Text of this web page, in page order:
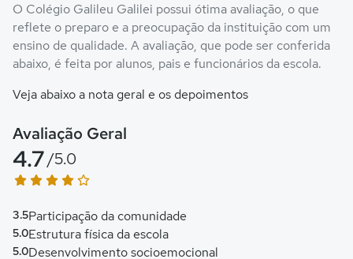
O Colégio Galileu Galilei possui ótima avaliação, o que
reflete o preparo e a preocupação da instituição com um
ensino de qualidade. A avaliação, que pode ser conferida
abaixo, é feita por alunos, pais e funcionários da escola.
Veja abaixo a nota geral e os depoimentos
Avaliação Geral
4.7/5.0
3.5Participação da comunidade
5.0Estrutura física da escola
5.0Desenvolvimento socioemocional